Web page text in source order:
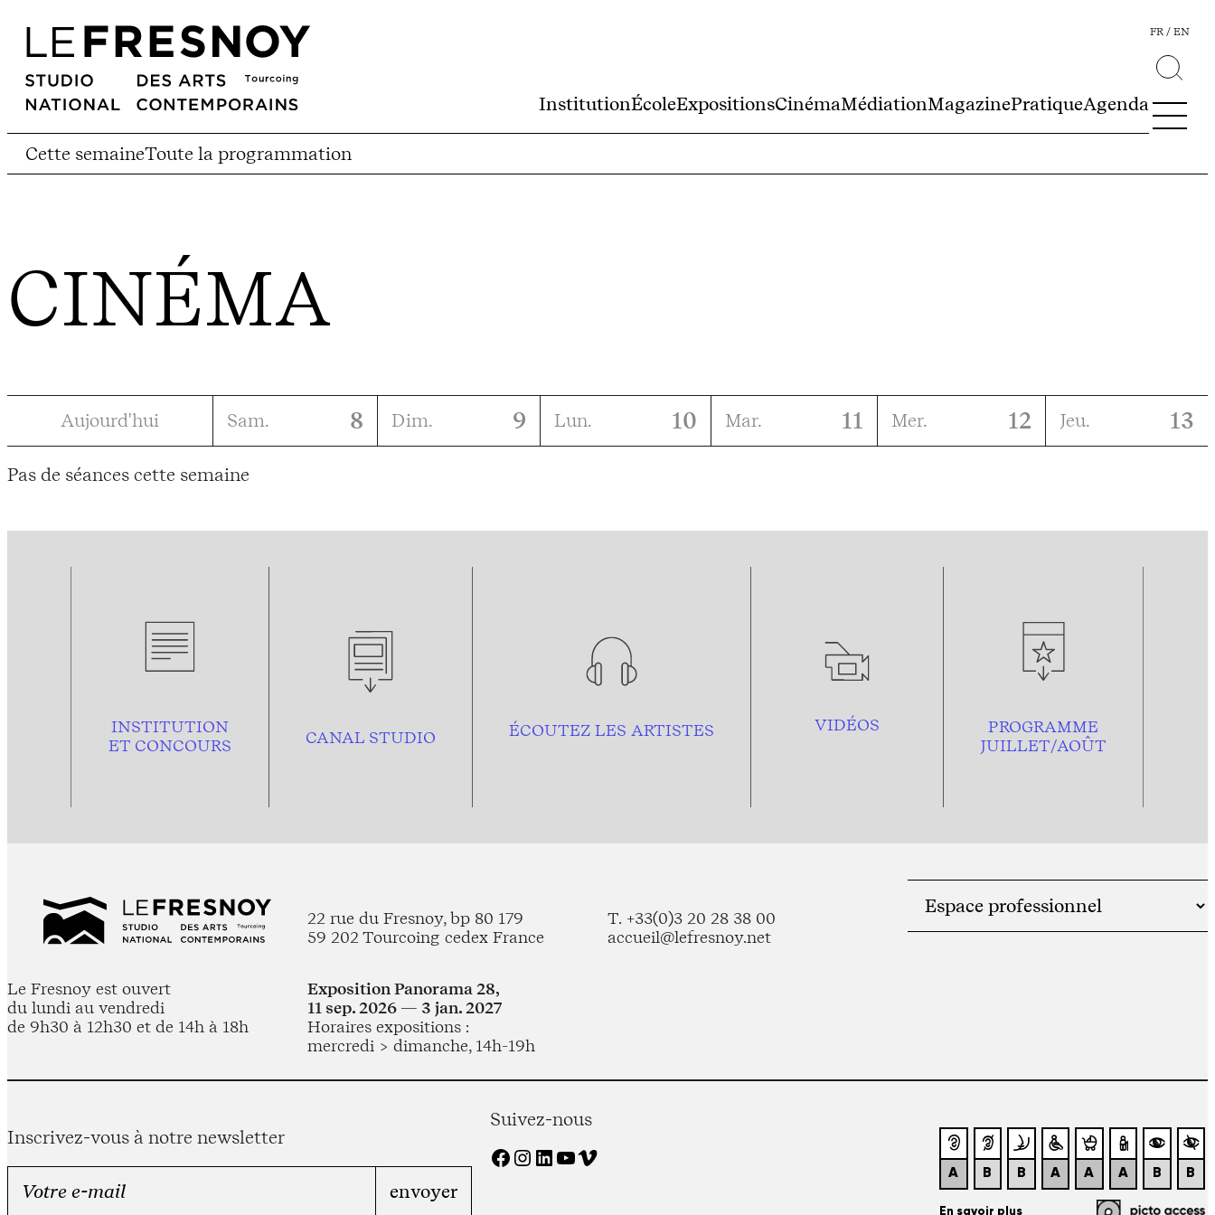
InstitutionÉcoleExpositionsCinémaMédiationMagazinePratiqueAgenda
FR EN
Cette semaineToute la programmation
CINÉMA
Aujourd'hui Sam. 8 Dim. 9 Lun. 10 Mar. 11 Mer. 12 Jeu. 13
Pas de séances cette semaine
INSTITUTION
ET CONCOURS
CANAL STUDIO ÉCOUTEZ LES ARTISTES VIDÉOS
PROGRAMME
JUILLET/AOÛT
22 rue du Fresnoy, bp 80 179
59 202 Tourcoing cedex France
T. +33(0)3 20 28 38 00
accueil@lefresnoy.net
Le Fresnoy est ouvert
du lundi au vendredi
de 9h30 à 12h30 et de 14h à 18h
Exposition Panorama 28,
11 sep. 2026 — 3 jan. 2027
Horaires expositions :
mercredi > dimanche, 14h-19h
Inscrivez-vous à notre newsletter
Suivez-nous
Facebook Instagram LinkedIn YouTube Vimeo